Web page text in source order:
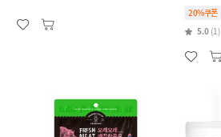
20%쿠폰
5.0 (1)